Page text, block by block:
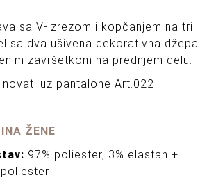
sa V-izrezom i kopčanjem na tri
sa dva ušivena dekorativna džepa
završetkom na prednjem delu.
uz pantalone Art.022
ŽENE
97% poliester, 3% elastan +